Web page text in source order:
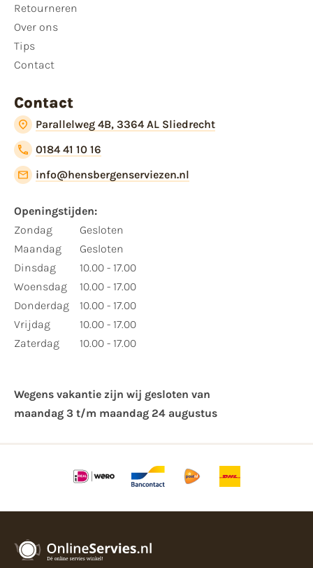
Retourneren
Over ons
Tips
Contact
Contact
Parallelweg 4B, 3364 AL Sliedrecht
0184 41 10 16
info@hensbergenserviezen.nl
Openingstijden:
Zondag
Maandag
Dinsdag
Woensdag
Donderdag
Vrijdag
Zaterdag
Gesloten
Gesloten
10.00 - 17.00
10.00 - 17.00
10.00 - 17.00
10.00 - 17.00
10.00 - 17.00
Wegens vakantie zijn wij gesloten van ​
maandag 3 t/m maandag 24 augustus